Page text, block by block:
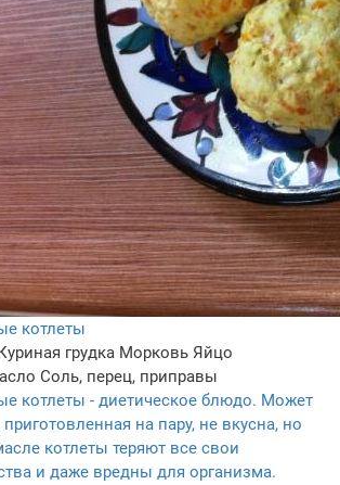
котлеты
Куриная грудка Морковь Яйцо
Соль, перец, приправы
котлеты - диетическое блюдо. Может
на пару, не вкусна, но
котлеты теряют все свои
и даже вредны для организма.